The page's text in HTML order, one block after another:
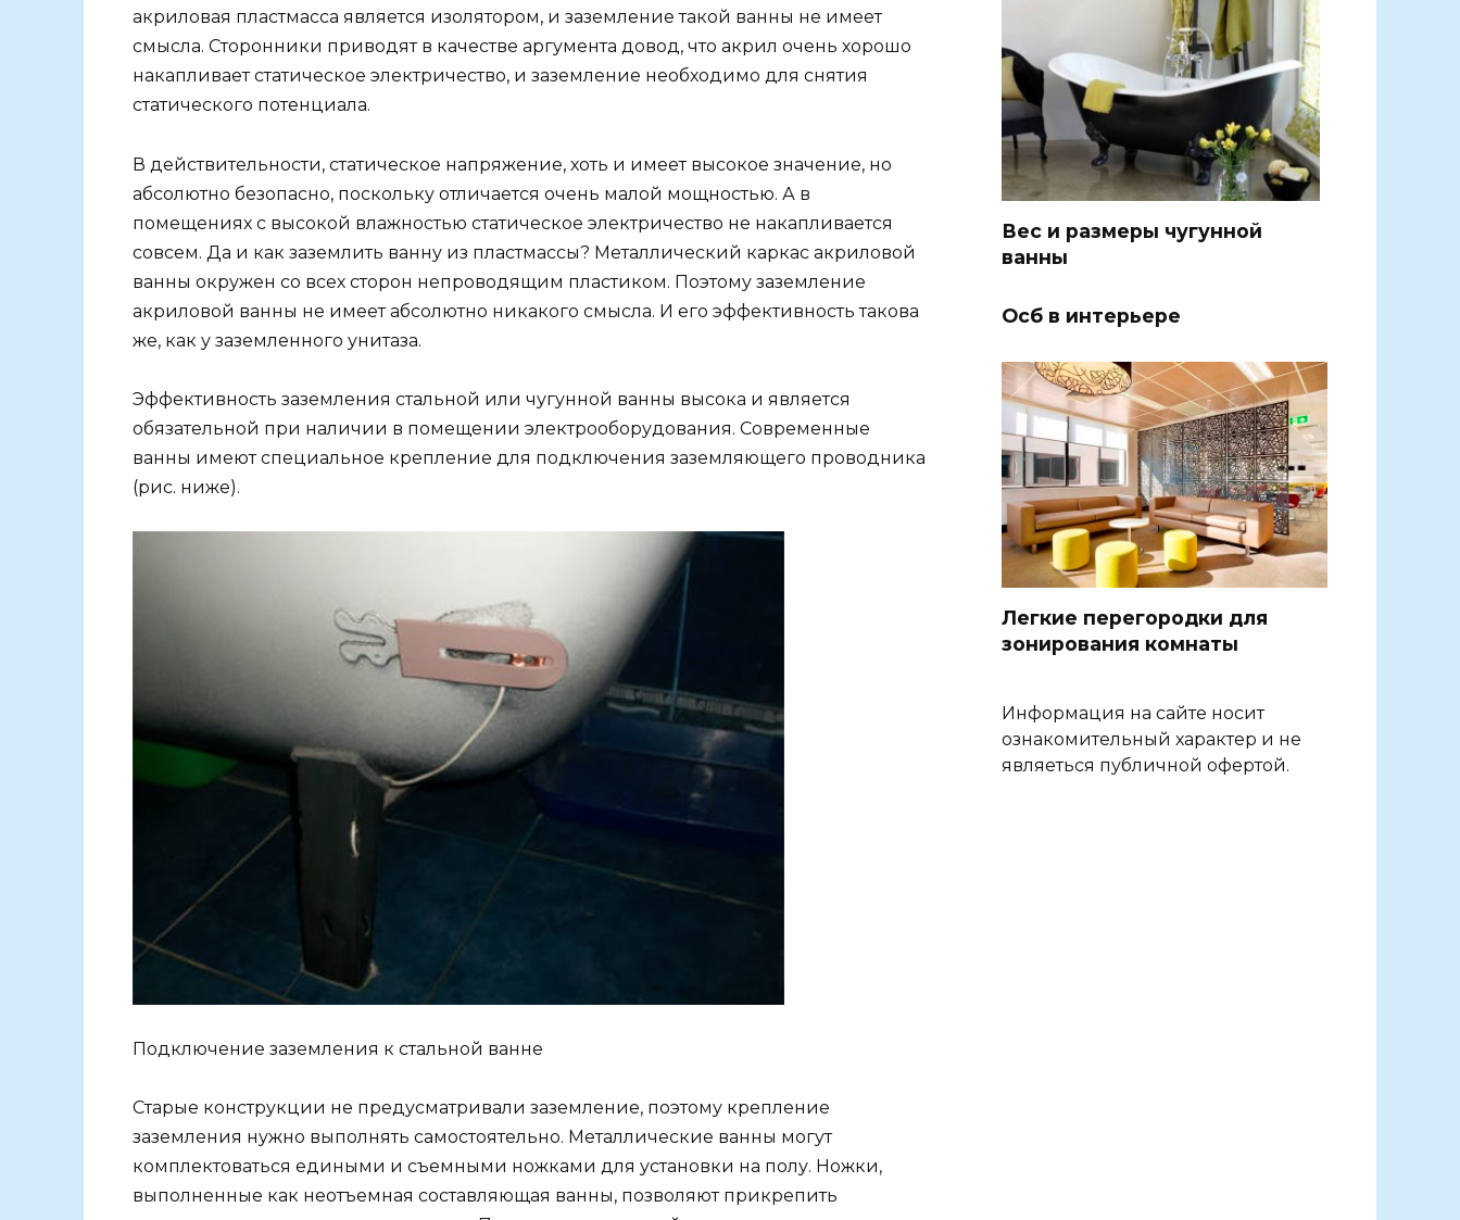
акриловая пластмасса является изолятором, и заземление такой ванны не имеет
смысла. Сторонники приводят в качестве аргумента довод, что акрил очень хорошо
накапливает статическое электричество, и заземление необходимо для снятия
статического потенциала.
В действительности, статическое напряжение, хоть и имеет высокое значение, но
абсолютно безопасно, поскольку отличается очень малой мощностью. А в
помещениях с высокой влажностью статическое электричество не накапливается
совсем. Да и как заземлить ванну из пластмассы? Металлический каркас акриловой
ванны окружен со всех сторон непроводящим пластиком. Поэтому заземление
акриловой ванны не имеет абсолютно никакого смысла. И его эффективность такова
же, как у заземленного унитаза.
Эффективность заземления стальной или чугунной ванны высока и является
обязательной при наличии в помещении электрооборудования. Современные
ванны имеют специальное крепление для подключения заземляющего проводника
(рис. ниже).
Подключение заземления к стальной ванне
Старые конструкции не предусматривали заземление, поэтому крепление
заземления нужно выполнять самостоятельно. Металлические ванны могут
комплектоваться едиными и съемными ножками для установки на полу. Ножки,
выполненные как неотъемная составляющая ванны, позволяют прикрепить
Вес и размеры чугунной
ванны
Осб в интерьере
Легкие перегородки для
зонирования комнаты
Информация на сайте носит
ознакомительный характер и не
являеться публичной офертой.